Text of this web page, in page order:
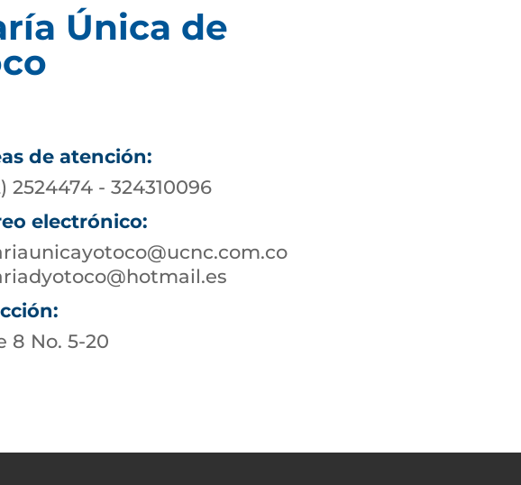
Única de
de atención:
2524474 - 324310096
electrónico:
8 No. 5-20